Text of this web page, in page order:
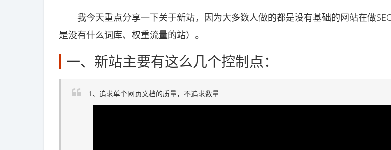
我今天重点分享一下关于新站，因为大多数人做的都是没有基础的网站在做
是没有什么词库、权重流量的站）。
一、新站主要有这么几个控制点：
1、追求单个网页文档的质量，不追求数量